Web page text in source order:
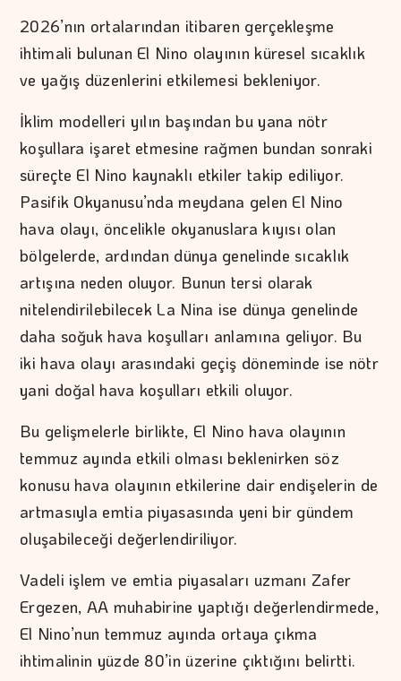
2026’nın ortalarından itibaren gerçekleşme
ihtimali bulunan El Nino olayının küresel sıcaklık
ve yağış düzenlerini etkilemesi bekleniyor.
İklim modelleri yılın başından bu yana nötr
koşullara işaret etmesine rağmen bundan sonraki
süreçte El Nino kaynaklı etkiler takip ediliyor.
Pasifik Okyanusu’nda meydana gelen El Nino
hava olayı, öncelikle okyanuslara kıyısı olan
bölgelerde, ardından dünya genelinde sıcaklık
artışına neden oluyor. Bunun tersi olarak
nitelendirilebilecek La Nina ise dünya genelinde
daha soğuk hava koşulları anlamına geliyor. Bu
iki hava olayı arasındaki geçiş döneminde ise nötr
yani doğal hava koşulları etkili oluyor.
Bu gelişmelerle birlikte, El Nino hava olayının
temmuz ayında etkili olması beklenirken söz
konusu hava olayının etkilerine dair endişelerin de
artmasıyla emtia piyasasında yeni bir gündem
oluşabileceği değerlendiriliyor.
Vadeli işlem ve emtia piyasaları uzmanı Zafer
Ergezen, AA muhabirine yaptığı değerlendirmede,
El Nino’nun temmuz ayında ortaya çıkma
ihtimalinin yüzde 80’in üzerine çıktığını belirtti.